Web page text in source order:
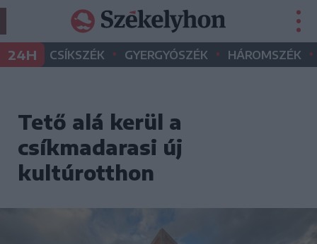
24H CSÍKSZÉK • GYERGYÓSZÉK • HÁROMSZÉK •
Tető alá kerül a
csíkmadarasi új
kultúrotthon